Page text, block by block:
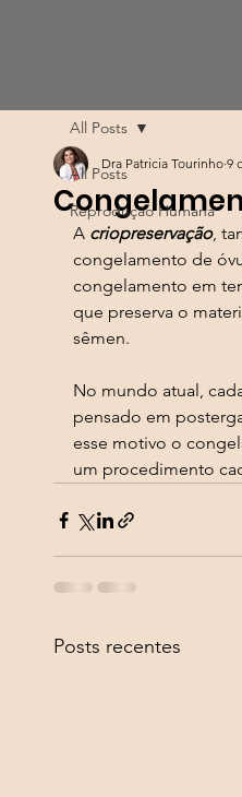
All Posts
Reprodução Humana
All Posts
Dra Patricia Tourinho 9
A criopreservação,
congelamento de
congelamento em
que preserva o
sêmen.
No mundo atual,
pensado em
esse motivo o
um procedimento
Posts recentes